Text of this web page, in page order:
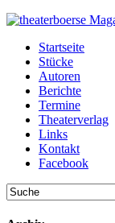
Startseite
Stücke
Autoren
Berichte
Termine
Theaterverlag
Links
Kontakt
Facebook